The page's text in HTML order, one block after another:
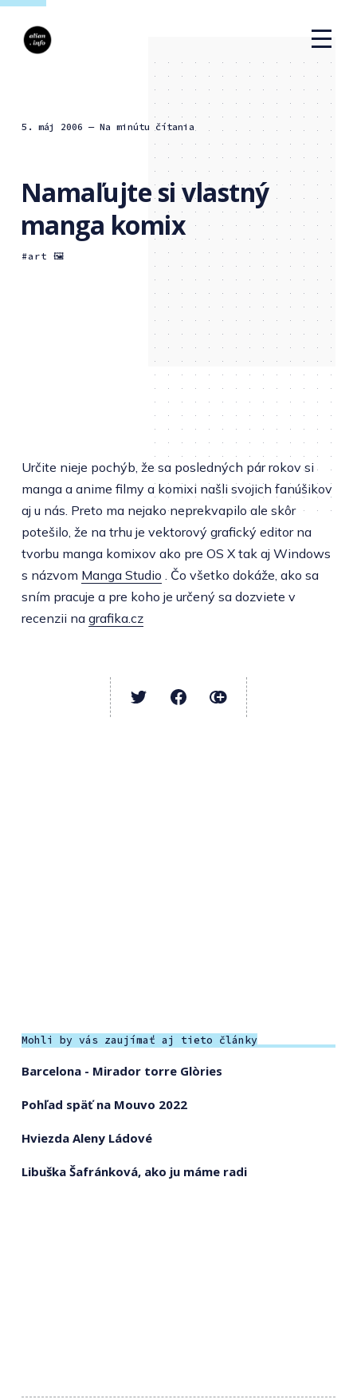
5. máj 2006 — Na minútu čítania
Namaľujte si vlastný
manga komix
art 🖼
Určite nieje pochýb, že sa posledných pár rokov si
manga a anime filmy a komixi našli svojich fanúšikov
aj u nás. Preto ma nejako neprekvapilo ale skôr
potešilo, že na trhu je vektorový grafický editor na
tvorbu manga komixov ako pre OS X tak aj Windows
s názvom Manga Studio . Čo všetko dokáže, ako sa
sním pracuje a pre koho je určený sa dozviete v
recenzii na grafika.cz
Mohli by vás zaujímať aj tieto články
Barcelona - Mirador torre Glòries
Pohľad späť na Mouvo 2022
Hviezda Aleny Ládové
Libuška Šafránková, ako ju máme radi